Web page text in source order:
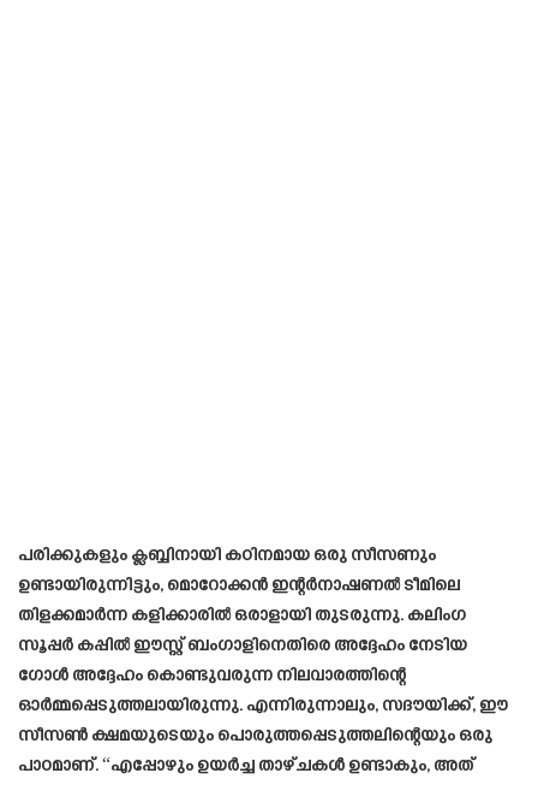
പരിക്കുകളും ക്ലബ്ബിനായി കഠിനമായ ഒരു സീസണും
ഉണ്ടായിരുന്നിട്ടും, മൊറോക്കൻ ഇന്റർനാഷണൽ ടീമിലെ
തിളക്കമാർന്ന കളിക്കാരിൽ ഒരാളായി തുടരുന്നു. കലിംഗ
സൂപ്പർ കപ്പിൽ ഈസ്റ്റ് ബംഗാളിനെതിരെ അദ്ദേഹം നേടിയ
ഗോൾ അദ്ദേഹം കൊണ്ടുവരുന്ന നിലവാരത്തിന്റെ
ഓർമ്മപ്പെടുത്തലായിരുന്നു. എന്നിരുന്നാലും, സദൗയിക്ക്, ഈ
സീസൺ ക്ഷമയുടെയും പൊരുത്തപ്പെടുത്തലിന്റെയും ഒരു
പാഠമാണ്. “എപ്പോഴും ഉയർച്ച താഴ്ചകൾ ഉണ്ടാകും, അത്